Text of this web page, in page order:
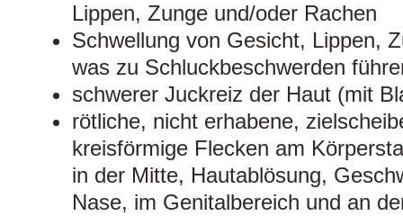
Lippen, Zunge und/oder Rachen
Schwellung von Gesicht, Lippen,
was zu Schluckbeschwerden
schwerer Juckreiz der Haut (mit
rötliche, nicht erhabene,
kreisförmige Flecken am
in der Mitte, Hautablösung,
Nase, im Genitalbereich und an